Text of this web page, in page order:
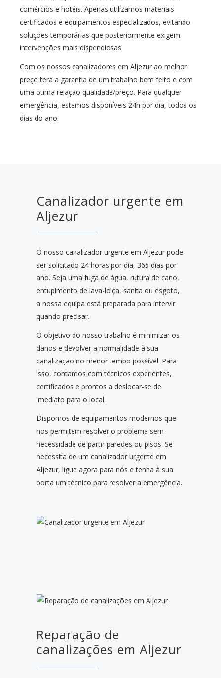
comércios e hotéis. Apenas utilizamos materiais
certificados e equipamentos especializados, evitando
soluções temporárias que posteriormente exigem
intervenções mais dispendiosas.
Com os nossos canalizadores em Aljezur ao melhor
preço terá a garantia de um trabalho bem feito e com
uma ótima relação qualidade/preço. Para qualquer
emergência, estamos disponíveis 24h por dia, todos os
dias do ano.
Canalizador urgente em
Aljezur
O nosso canalizador urgente em Aljezur pode
ser solicitado 24 horas por dia, 365 dias por
ano. Seja uma fuga de água, rutura de cano,
entupimento de lava-loiça, sanita ou esgoto,
a nossa equipa está preparada para intervir
quando precisar.
O objetivo do nosso trabalho é minimizar os
danos e devolver a normalidade à sua
canalização no menor tempo possível. Para
isso, contamos com técnicos experientes,
certificados e prontos a deslocar-se de
imediato para o local.
Dispomos de equipamentos modernos que
nos permitem resolver o problema sem
necessidade de partir paredes ou pisos. Se
necessita de um canalizador urgente em
Aljezur, ligue agora para nós e tenha à sua
porta um técnico para resolver a emergência.
Reparação de
canalizações em Aljezur